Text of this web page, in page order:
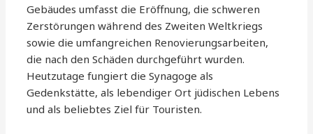
Gebäudes umfasst die Eröffnung, die schweren
Zerstörungen während des Zweiten Weltkriegs
sowie die umfangreichen Renovierungsarbeiten,
die nach den Schäden durchgeführt wurden.
Heutzutage fungiert die Synagoge als
Gedenkstätte, als lebendiger Ort jüdischen Lebens
und als beliebtes Ziel für Touristen.